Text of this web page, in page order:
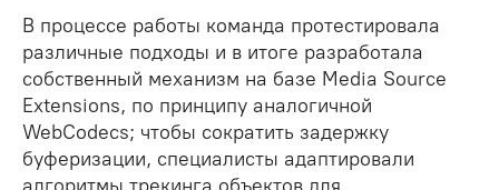
В процессе работы команда протестировала
различные подходы и в итоге разработала
собственный механизм на базе Media Source
Extensions, по принципу аналогичной
WebCodecs; чтобы сократить задержку
буферизации, специалисты адаптировали
алгоритмы трекинга объектов для